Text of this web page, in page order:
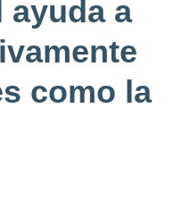
ayuda a
como la